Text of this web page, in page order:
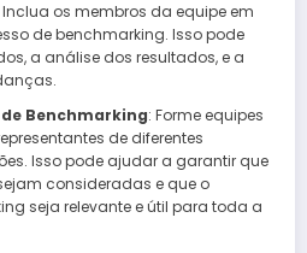
Inclua os membros da equipe em
de benchmarking. Isso pode
a análise dos resultados, e a
Benchmarking: Forme equipes
de diferentes
Isso pode ajudar a garantir que
consideradas e que o
seja relevante e útil para toda a